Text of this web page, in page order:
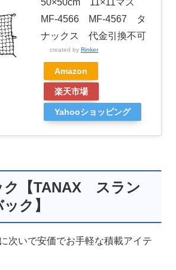
MF-4566 MF-4567 タ
ナックス 代金引換不可
created by Rinker
Amazon
楽天市場
Yahooショッピング
ク【TANAX スラン
ク】
次いで安価でお手軽な積載アイテ